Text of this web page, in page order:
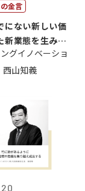
金言
にない新しい価
新業態を生み出
グイノベーショ
山知義